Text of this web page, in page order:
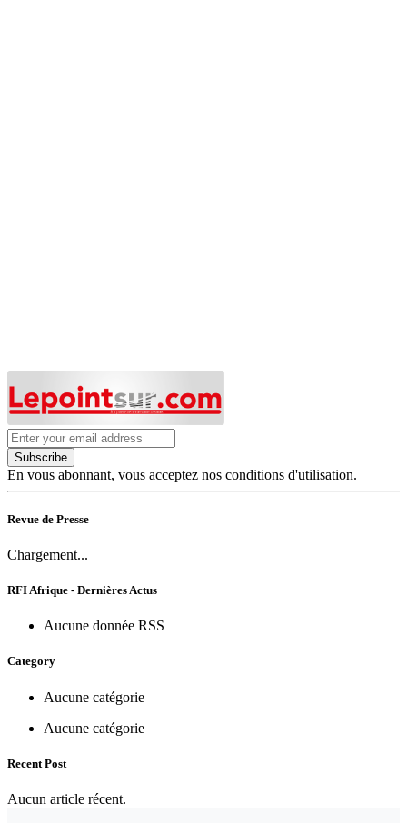
Subscribe
En vous abonnant, vous acceptez nos conditions d'utilisation.
Revue de Presse
Chargement...
RFI Afrique - Dernières Actus
Aucune donnée RSS
Category
Aucune catégorie
Aucune catégorie
Recent Post
Aucun article récent.